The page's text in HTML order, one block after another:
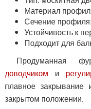
Материал
Сечение
Устойчивость к
Подходит для
Продуманная
доводчиком и
плавное
закрытом положении.